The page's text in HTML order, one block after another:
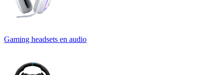
Gaming headsets en audio